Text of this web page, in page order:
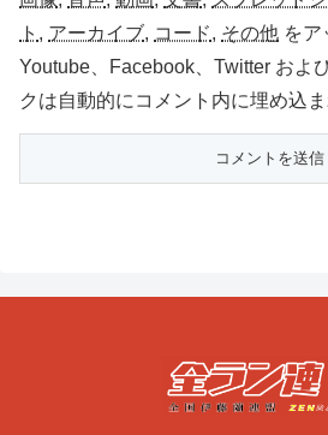
ト , アーカイブ, コード, その他 をア
Youtube、Facebook、Twitter およ
クは自動的にコメント内に埋め込ま